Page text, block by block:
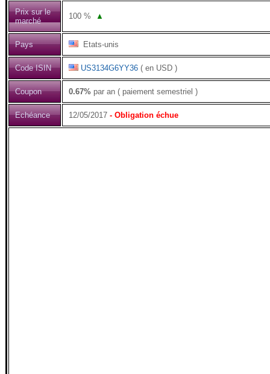
Prix sur le
marché
100 % ▲
Pays Etats-unis
Code ISIN US3134G6YY36 ( en USD )
Coupon 0.67% par an ( paiement semestriel )
Echéance 12/05/2017 - Obligation échue